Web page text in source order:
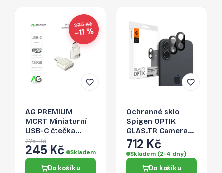
275 Kč
−11 %
AG PREMIUM
MCRT Miniaturní
USB-C čtečka
Micro SD karet,
zlatá
275 Kč
245 Kč Skladem
Do košíku
Ochranné sklo
Spigen OPTIK
GLAS.TR Camera
Protector 2-PACK
pro iPhone 16 -
černá
712 Kč
Skladem (2-4 dny)
Do košíku